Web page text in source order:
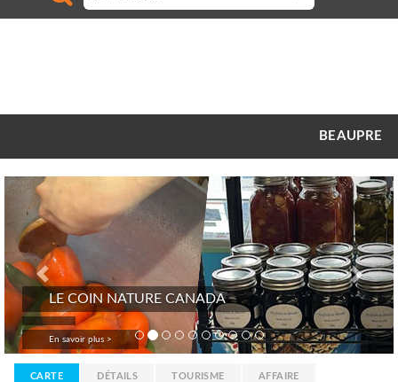
BEAUPRE
LE COIN NATURE CANADA
En savoir plus >
Previous
CARTE DÉTAILS TOURISME AFFAIRE